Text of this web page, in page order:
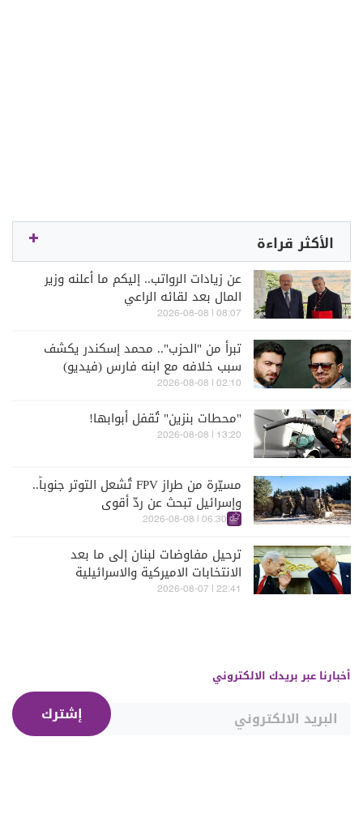
الأكثر قراءة
عن زيادات الرواتب.. إليكم ما أعلنه وزير
المال بعد لقائه الراعي
08:07 | 2026-08-08
تبرأ من "الحزب".. محمد إسكندر يكشف
سبب خلافه مع ابنه فارس (فيديو)
02:10 | 2026-08-08
"محطات بنزين" تُقفل أبوابها!
13:20 | 2026-08-08
مسيّرة من طراز FPV تُشعل التوتر جنوباً..
وإسرائيل تبحث عن ردّ أقوى
06:30 | 2026-08-08
ترحيل مفاوضات لبنان إلى ما بعد
الانتخابات الاميركية والاسرائيلية
22:41 | 2026-08-07
أخبارنا عبر بريدك الالكتروني
إشترك